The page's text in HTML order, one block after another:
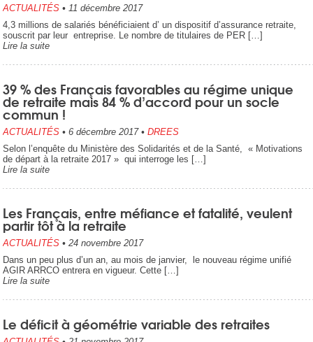
ACTUALITÉS • 11 décembre 2017
4,3 millions de salariés bénéficiaient d’ un dispositif d’assurance retraite,
souscrit par leur entreprise. Le nombre de titulaires de PER […]
Lire la suite
39 % des Français favorables au régime unique
de retraite mais 84 % d’accord pour un socle
commun !
ACTUALITÉS • 6 décembre 2017• DREES
Selon l’enquête du Ministère des Solidarités et de la Santé, « Motivations
de départ à la retraite 2017 » qui interroge les […]
Lire la suite
Les Français, entre méfiance et fatalité, veulent
partir tôt à la retraite
ACTUALITÉS • 24 novembre 2017
Dans un peu plus d’un an, au mois de janvier, le nouveau régime unifié
AGIR ARRCO entrera en vigueur. Cette […]
Lire la suite
Le déficit à géométrie variable des retraites